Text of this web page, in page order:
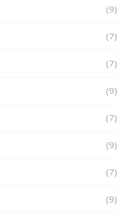
(9)
(7)
(7)
(9)
(7)
(9)
(7)
(9)